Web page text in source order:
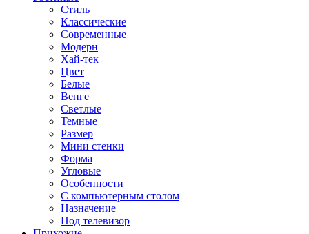
Стиль
Классические
Современные
Модерн
Хай-тек
Цвет
Белые
Венге
Светлые
Темные
Размер
Мини стенки
Форма
Угловые
Особенности
С компьютерным столом
Назначение
Под телевизор